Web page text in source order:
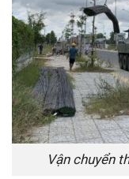
Vận chuyển